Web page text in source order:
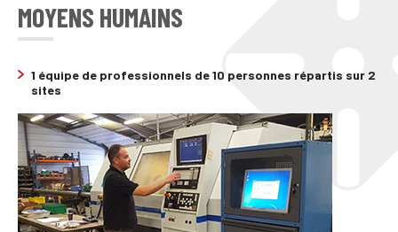
MOYENS HUMAINS
1 équipe de professionnels de 10 personnes répartis sur 2
sites